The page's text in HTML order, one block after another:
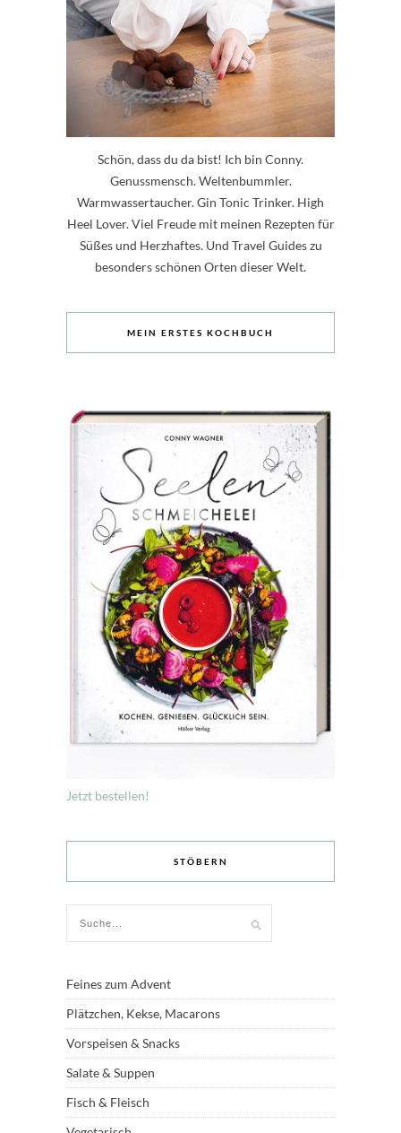
Schön, dass du da bist! Ich bin Conny.
Genussmensch. Weltenbummler.
Warmwassertaucher. Gin Tonic Trinker. High
Heel Lover. Viel Freude mit meinen Rezepten für
Süßes und Herzhaftes. Und Travel Guides zu
besonders schönen Orten dieser Welt.
MEIN ERSTES KOCHBUCH
Jetzt bestellen!
STÖBERN
Feines zum Advent
Plätzchen, Kekse, Macarons
Vorspeisen & Snacks
Salate & Suppen
Fisch & Fleisch